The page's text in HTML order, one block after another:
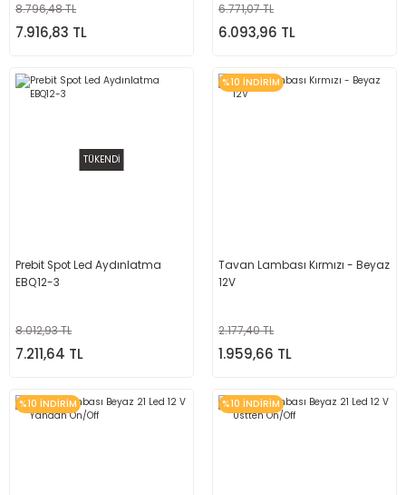
8.796,48 TL
7.916,83 TL
6.771,07 TL
6.093,96 TL
TÜKENDİ
Prebit Spot Led Aydınlatma
EBQ12-3
8.012,93 TL
7.211,64 TL
%10 İNDİRİM
Tavan Lambası Kırmızı - Beyaz
12V
2.177,40 TL
1.959,66 TL
%10 İNDİRİM %10 İNDİRİM